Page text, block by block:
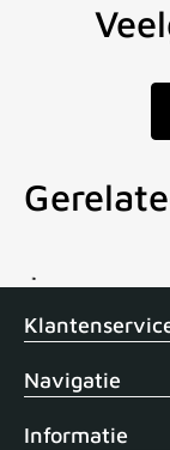
Voor 15uur
Navigatie
Informatie